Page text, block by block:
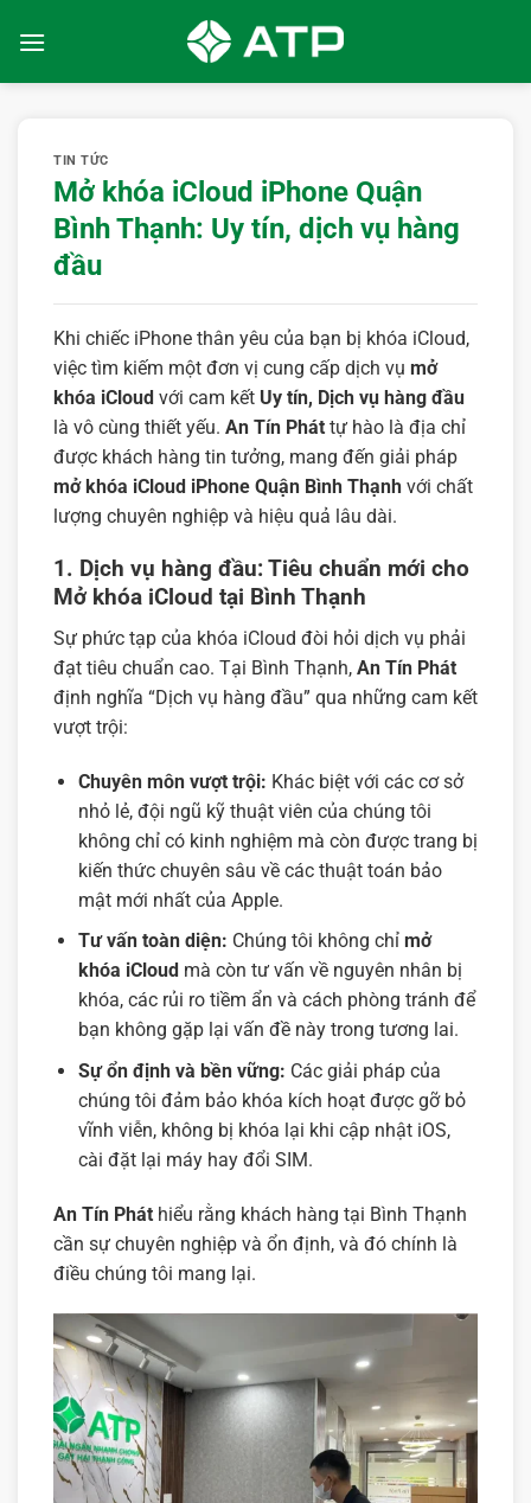
qua
TIN TỨC
Mở khóa iCloud iPhone Quận
Bình Thạnh: Uy tín, dịch vụ hàng
đầu
Khi chiếc iPhone thân yêu của bạn bị khóa iCloud,
việc tìm kiếm một đơn vị cung cấp dịch vụ mở
khóa iCloud với cam kết Uy tín, Dịch vụ hàng đầu
là vô cùng thiết yếu. An Tín Phát tự hào là địa chỉ
được khách hàng tin tưởng, mang đến giải pháp
mở khóa iCloud iPhone Quận Bình Thạnh với chất
lượng chuyên nghiệp và hiệu quả lâu dài.
1. Dịch vụ hàng đầu: Tiêu chuẩn mới cho
Mở khóa iCloud tại Bình Thạnh
Sự phức tạp của khóa iCloud đòi hỏi dịch vụ phải
đạt tiêu chuẩn cao. Tại Bình Thạnh, An Tín Phát
định nghĩa “Dịch vụ hàng đầu” qua những cam kết
vượt trội:
Chuyên môn vượt trội: Khác biệt với các cơ sở
nhỏ lẻ, đội ngũ kỹ thuật viên của chúng tôi
không chỉ có kinh nghiệm mà còn được trang bị
kiến thức chuyên sâu về các thuật toán bảo
mật mới nhất của Apple.
Tư vấn toàn diện: Chúng tôi không chỉ mở
khóa iCloud mà còn tư vấn về nguyên nhân bị
khóa, các rủi ro tiềm ẩn và cách phòng tránh để
bạn không gặp lại vấn đề này trong tương lai.
Sự ổn định và bền vững: Các giải pháp của
chúng tôi đảm bảo khóa kích hoạt được gỡ bỏ
vĩnh viễn, không bị khóa lại khi cập nhật iOS,
cài đặt lại máy hay đổi SIM.
An Tín Phát hiểu rằng khách hàng tại Bình Thạnh
cần sự chuyên nghiệp và ổn định, và đó chính là
điều chúng tôi mang lại.